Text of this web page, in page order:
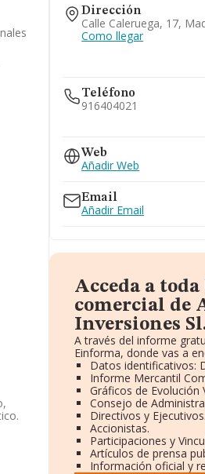
Dirección
Calle Caleruega, 17,
Como llegar
Teléfono
916404021
Web
Añadir Web
Email
Añadir Email
Acceda a
comercial de
Inversiones
A través del informe
Einforma, donde vas a
Datos identificativos:
Informe Mercantil
Gráficos de Evolución
Consejo de
Directivos y Ejecutivos.
Accionistas.
Participaciones y
Artículos de prensa
Información oficial y